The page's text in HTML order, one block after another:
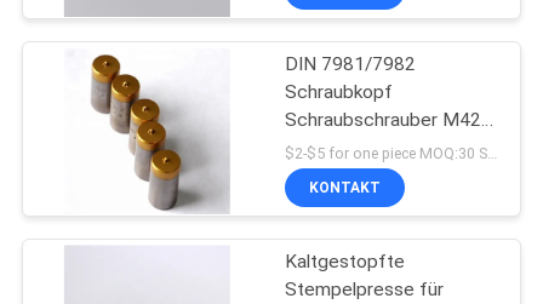
HSS-Schläge
DIN 7981/7982
Schraubkopf
Schraubschrauber M42
Zweiter
Schraubschrauber mit
TIN-Beschichtung
KONTAKT
Kaltgestopfte
Stempelpresse für